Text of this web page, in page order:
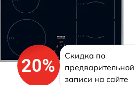
20%
Скидка по
предварительной
записи на сайте